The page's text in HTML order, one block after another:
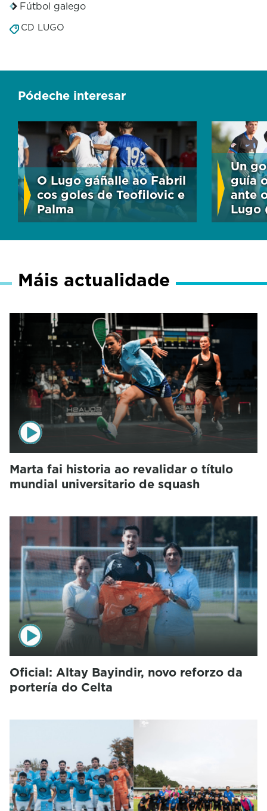
Fútbol galego
CD LUGO
Pódeche interesar
O Lugo gáñalle ao Fabril
cos goles de Teofilovic e
Palma
Un
guía
ante
Lugo
Máis actualidade
Marta fai historia ao revalidar o título
mundial universitario de squash
Oficial: Altay Bayindir, novo reforzo da
portería do Celta